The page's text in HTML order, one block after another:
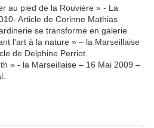
au pied de la Rouvière » - La
Article de Corinne Mathias
se transforme en galerie
l'art à la nature » – la Marseillaise
de Delphine Perriot.
» - la Marseillaise – 16 Mai 2009 –